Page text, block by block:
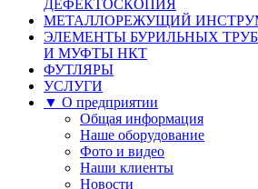
ДЕФЕКТОСКОПИЯ
МЕТАЛЛОРЕЖУЩИЙ
ЭЛЕМЕНТЫ БУРИЛЬНЫХ ТРУБ
И МУФТЫ НКТ
ФУТЛЯРЫ
УСЛУГИ
▼ О предприятии
Общая информация
Наше оборудование
Фото и видео
Наши клиенты
Новости